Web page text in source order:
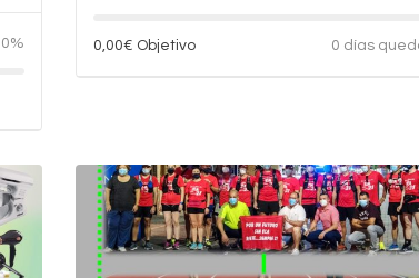
0% 0,00€ Objetivo 0 días